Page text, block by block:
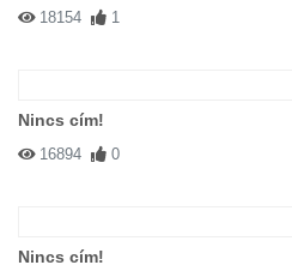
18154 1
Nincs cím!
16894 0
Nincs cím!